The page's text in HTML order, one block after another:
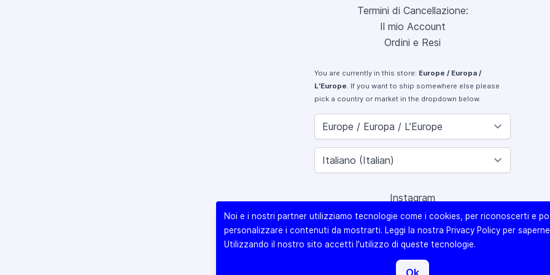
Termini di Cancellazione:
Il mio Account
Ordini e Resi
You are currently in this store: Europe / Europa /
L’Europe . If you want to ship somewhere else please
pick a country or market in the dropdown below.
Instagram
Facebook
X (Twitter)
Youtube
Lomography
Noi e i nostri partner utilizziamo tecnologie come i cookies, per riconoscerti e
personalizzare i contenuti da mostrarti. Leggi la nostra Privacy Policy per
Utilizzando il nostro sito accetti l'utilizzo di queste tecnologie.